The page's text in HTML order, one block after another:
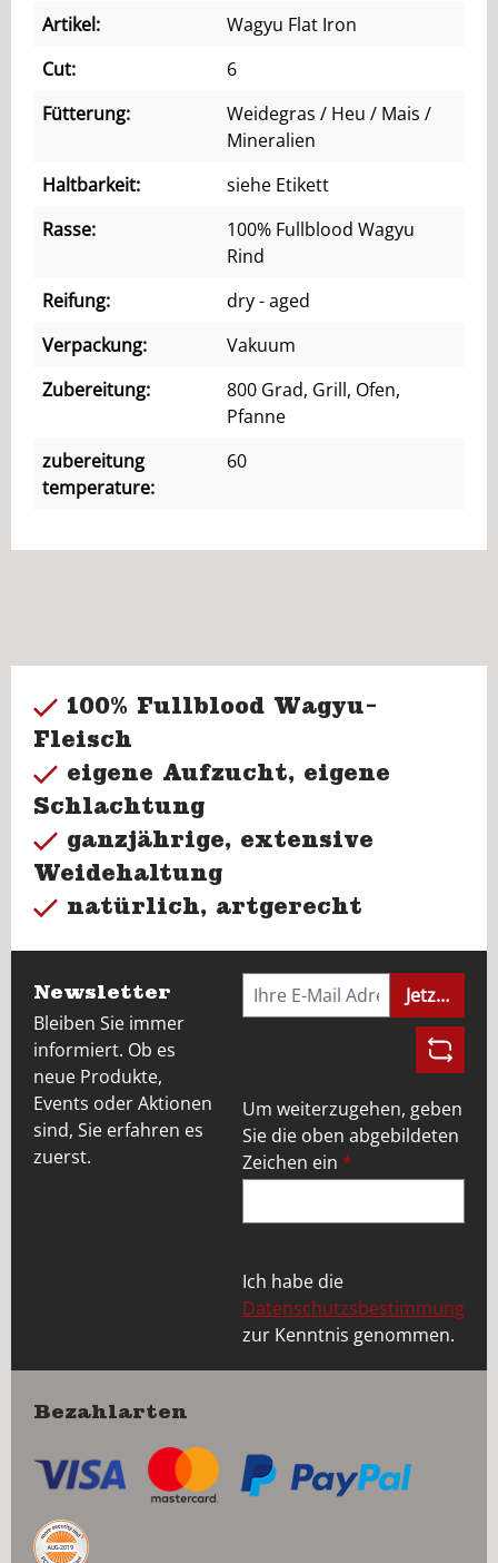
Artikel:
Wagyu Flat Iron
Cut:
6
Fütterung:
Weidegras / Heu / Mais /
Mineralien
Haltbarkeit:
siehe Etikett
Rasse:
100% Fullblood Wagyu
Rind
Reifung:
dry - aged
Verpackung:
Vakuum
Zubereitung:
800 Grad, Grill, Ofen,
Pfanne
zubereitung
temperature:
60
100% Fullblood Wagyu-
Fleisch
eigene Aufzucht, eigene
Schlachtung
ganzjährige, extensive
Weidehaltung
natürlich, artgerecht
Newsletter
Bleiben Sie immer
informiert. Ob es
neue Produkte,
Events oder Aktionen
sind, Sie erfahren es
zuerst.
Jetzt
Um weiterzugehen, geben
Sie die oben abgebildeten
Zeichen ein *
Ich habe die
Datenschutzsbestimmung
zur Kenntnis genommen.
Bezahlarten